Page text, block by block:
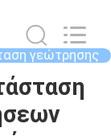
γεώτρησης